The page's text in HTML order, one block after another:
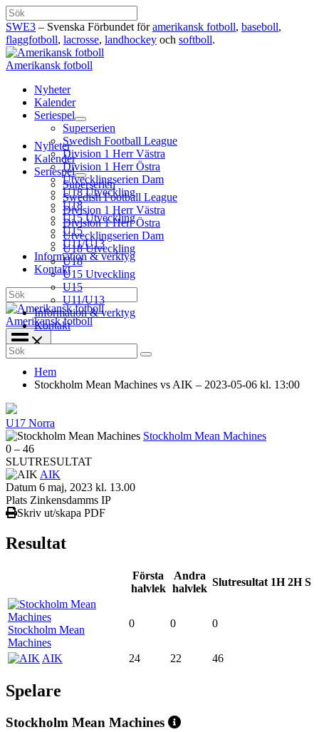
Hoppa
till
innehåll
Sök
SWE3 – Svenska Förbundet föramerikansk fotboll, baseboll,
flaggfotboll, lacrosse, landhockey och softboll.
Amerikansk fotboll
Nyheter
Kalender
Seriespel
Superserien
Swedish Football League
Division 1 Herr Västra
Division 1 Herr Östra
Utvecklingserien Dam
U18 Utveckling
U18
U15 Utveckling
U15
U11/U13
Information & verktyg
Kontakt
Sök
Amerikansk fotboll
Nyheter
Kalender
Seriespel
Superserien
Swedish Football League
Division 1 Herr Västra
Division 1 Herr Östra
Utvecklingserien Dam
U18 Utveckling
U18
U15 Utveckling
U15
U11/U13
Information & verktyg
Kontakt
Search
for:
Hem
Stockholm Mean Machines vs AIK – 2023-05-06 kl. 13:00
U17 Norra
Stockholm Mean Machines
0 – 46
SLUTRESULTAT
AIK
Datum 6 maj, 2023 kl. 13.00
Plats Zinkensdamms IP
Skriv ut/skapa PDF
Resultat
Första
halvlek
Andra
halvlek
Slutresultat 1H 2H S
Stockholm Mean
Machines
0 0 0
AIK 24 22 46
Spelare
Stockholm Mean Machines